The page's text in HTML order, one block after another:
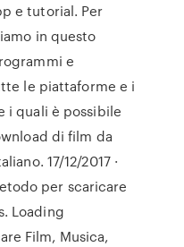
e tutorial. Per
in questo
e
le piattaforme e i
i quali è possibile
di film da
17/12/2017 ·
per scaricare
Loading
Film, Musica,